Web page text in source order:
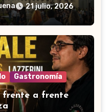
21 julio, 2026
Gastronomía
frente a frente